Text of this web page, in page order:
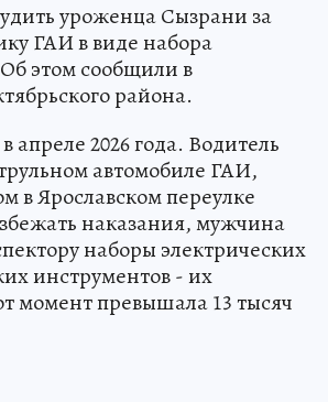
уроженца Сызрани за
ГАИ в виде набора
этом сообщили в
района.
апреле 2026 года. Водитель
автомобиле ГАИ,
в Ярославском переулке
наказания, мужчина
наборы электрических
инструментов - их
момент превышала 13 тысяч